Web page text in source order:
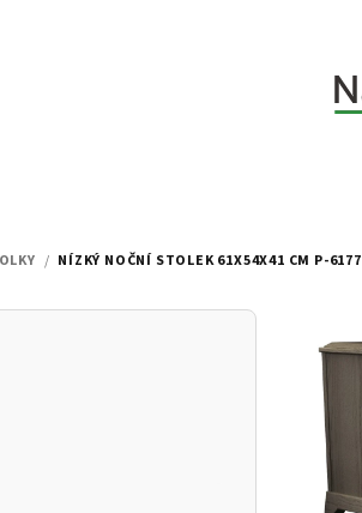
/ NÍZKÝ NOČNÍ STOLEK 61X54X41 CM P-6177